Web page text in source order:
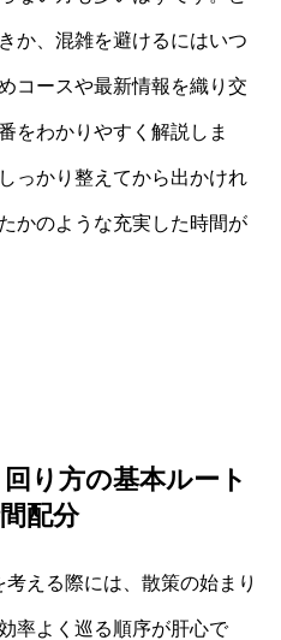
か、混雑を避けるにはいつ
コースや最新情報を織り交
をわかりやすく解説しま
っかり整えてから出かけれ
かのような充実した時間が
り方の基本ルート
配分
える際には、散策の始まり
率よく巡る順序が肝心で